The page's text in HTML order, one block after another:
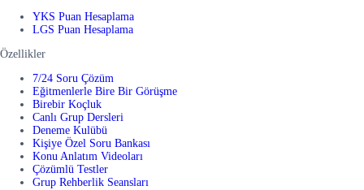
YKS Puan Hesaplama
LGS Puan Hesaplama
Özellikler
7/24 Soru Çözüm
Eğitmenlerle Bire Bir Görüşme
Birebir Koçluk
Canlı Grup Dersleri
Deneme Kulübü
Kişiye Özel Soru Bankası
Konu Anlatım Videoları
Çözümlü Testler
Grup Rehberlik Seansları